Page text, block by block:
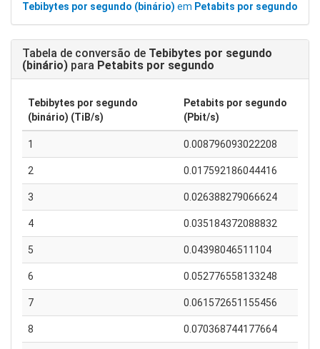
Tebibytes por segundo (binário) em Petabits por segundo
Tabela de conversão de Tebibytes por segundo
(binário) para Petabits por segundo
Tebibytes por segundo
(binário) (TiB/s)
Petabits por segundo
(Pbit/s)
1 0.008796093022208
2 0.017592186044416
3 0.026388279066624
4 0.035184372088832
5 0.04398046511104
6 0.052776558133248
7 0.061572651155456
8 0.070368744177664